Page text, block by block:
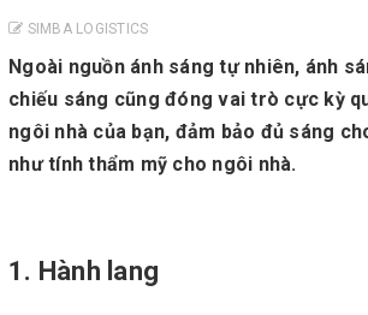
SIMBA LOGISTICS
Ngoài nguồn ánh sáng tự nhiên, ánh
chiếu sáng cũng đóng vai trò cực kỳ
ngôi nhà của bạn, đảm bảo đủ sáng
như tính thẩm mỹ cho ngôi nhà.
1. Hành lang